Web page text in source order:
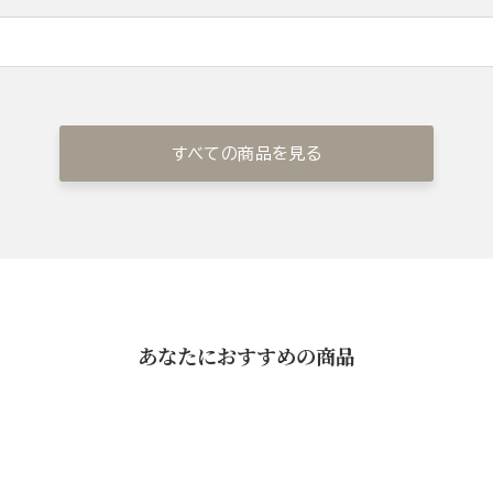
すべての商品を見る
あなたにおすすめの商品